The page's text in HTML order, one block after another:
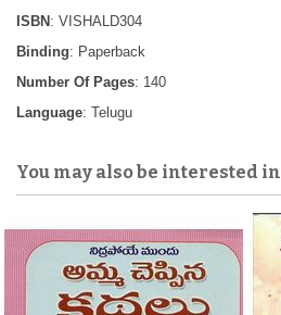
ISBN : VISHALD304
Binding: Paperback
Number Of Pages: 140
Language: Telugu
You may also be interested in